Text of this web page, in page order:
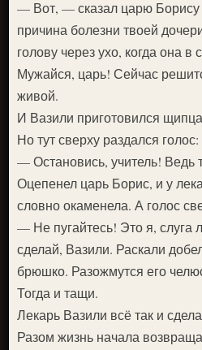
— Вот, — сказал царю
причина болезни твоей
голову через ухо, когда она в
Мужайся, царь! Сейчас
живой.
И Вазили приготовился
Но тут сверху раздался голос:
— Остановись, учитель! Ведь
Оцепенел царь Борис, и у
словно окаменела. А голос
— Не пугайтесь! Это я, слуга
сделай, Вазили. Раскали
брюшко. Разожмутся его
Тогда и тащи.
Лекарь Вазили всё так и
Разом жизнь начала